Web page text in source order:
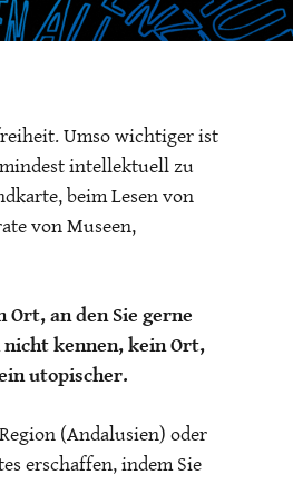
Umso wichtiger ist
intellektuell zu
beim Lesen von
von Museen,
Ort, an den Sie gerne
nicht kennen, kein Ort,
utopischer.
(Andalusien) oder
erschaffen, indem Sie